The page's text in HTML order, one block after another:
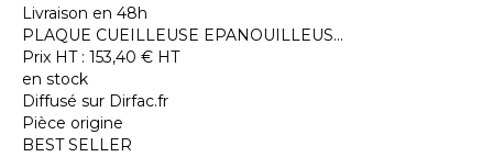
Livraison en 48h
PLAQUE CUEILLEUSE EPANOUILLEUS...
Prix HT : 153,40 € HT
en stock
Diffusé sur Dirfac.fr
Pièce origine
BEST SELLER